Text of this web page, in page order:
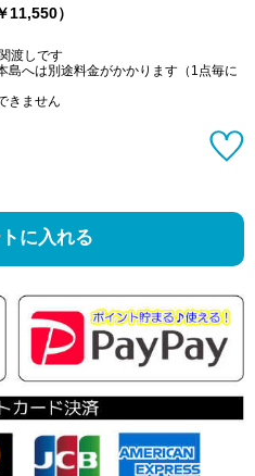
11,550）
渡しです
島へは別途料金がかかります（1点毎に
きません
に入れる